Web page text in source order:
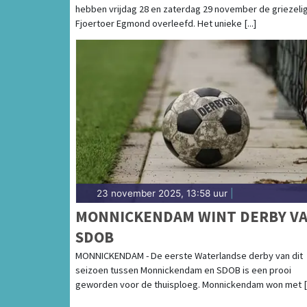
LICHTACTS
hebben vrijdag 28 en zaterdag 29 november de
Fjoertoer Egmond overleefd. Het unieke [...]
23 november 2025, 13:58 uur
MONNICKENDAM WINT DERBY
SDOB
MONNICKENDAM - De eerste Waterlandse derby van dit
seizoen tussen Monnickendam en SDOB is een prooi
geworden voor de thuisploeg. Monnickendam won met